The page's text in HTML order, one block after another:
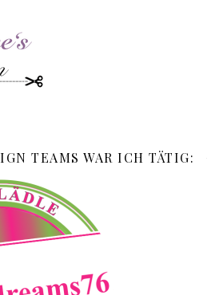
TEAMS WAR ICH TÄTIG: